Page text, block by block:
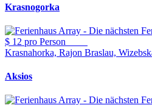
Krasnogorka
$ 12 pro Person
Krasnahorka, Rajon Braslau,
Aksios